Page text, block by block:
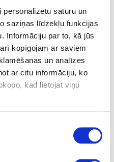
saturu un
saziņas līdzekļu funkcijas
Informāciju par to, kā jūs
kopīgojam ar saviem
un analīzes
ar citu informāciju, ko
kad lietojat viņu